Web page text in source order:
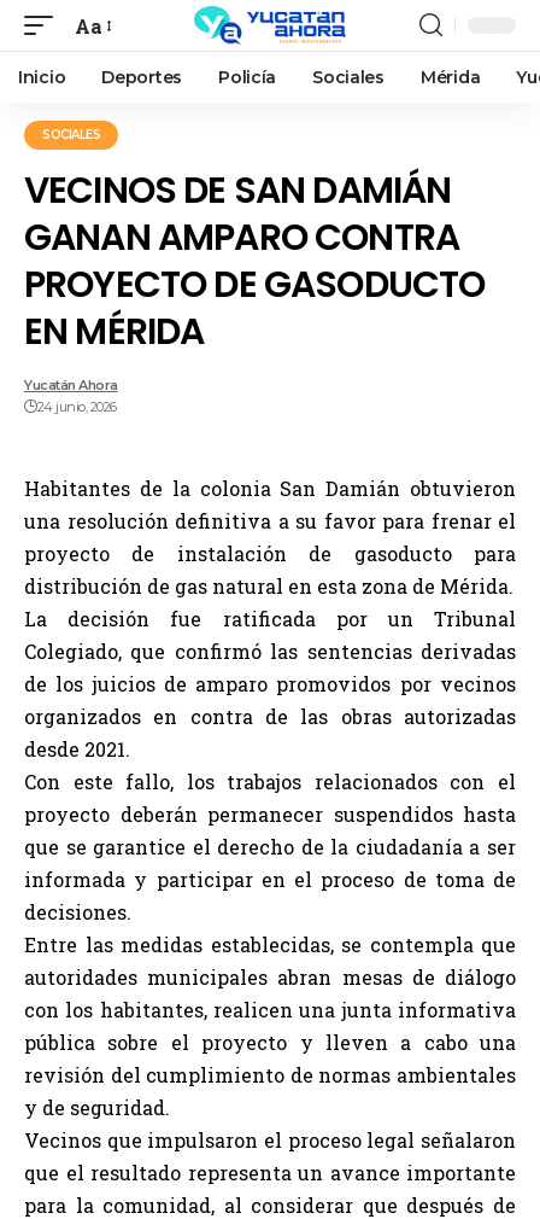
Aa
Inicio Deportes Policía Sociales Mérida
SOCIALES
VECINOS DE SAN DAMIÁN
GANAN AMPARO CONTRA
PROYECTO DE GASODUCTO
EN MÉRIDA
Yucatán Ahora
24 junio, 2026
Habitantes de la colonia San Damián obtuvieron
una resolución definitiva a su favor para frenar el
proyecto de instalación de gasoducto para
distribución de gas natural en esta zona de Mérida.
La decisión fue ratificada por un Tribunal
Colegiado, que confirmó las sentencias derivadas
de los juicios de amparo promovidos por vecinos
organizados en contra de las obras autorizadas
desde 2021.
Con este fallo, los trabajos relacionados con el
proyecto deberán permanecer suspendidos hasta
que se garantice el derecho de la ciudadanía a ser
informada y participar en el proceso de toma de
decisiones.
Entre las medidas establecidas, se contempla que
autoridades municipales abran mesas de diálogo
con los habitantes, realicen una junta informativa
pública sobre el proyecto y lleven a cabo una
revisión del cumplimiento de normas ambientales
y de seguridad.
Vecinos que impulsaron el proceso legal señalaron
que el resultado representa un avance importante
para la comunidad, al considerar que después de